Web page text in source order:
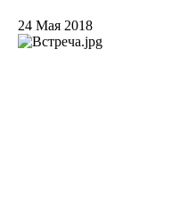
24 Мая 2018